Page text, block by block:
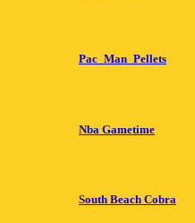
Pac_Man_Pellets
Nba Gametime
South Beach Cobra